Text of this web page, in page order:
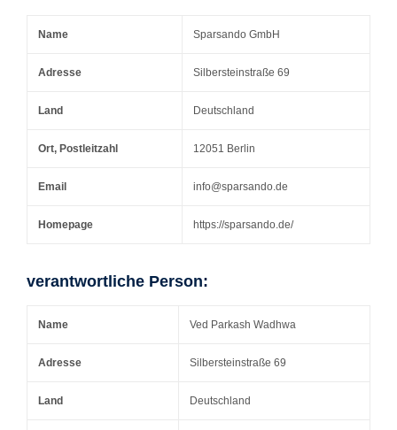
Name Sparsando GmbH
Adresse Silbersteinstraße 69
Land Deutschland
Ort, Postleitzahl 12051 Berlin
Email info@sparsando.de
Homepage https://sparsando.de/
verantwortliche Person:
Name Ved Parkash Wadhwa
Adresse Silbersteinstraße 69
Land Deutschland